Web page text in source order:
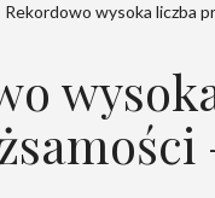
wysoka liczba